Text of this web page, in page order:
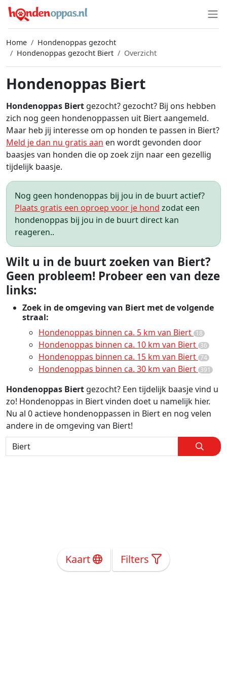
Home
Hondenoppas gezocht
Hondenoppas gezocht Biert
Overzicht
Hondenoppas Biert
Hondenoppas Biert gezocht? gezocht? Bij ons hebben
zich nog geen hondenoppassen uit Biert aangemeld.
Maar heb jij interesse om op honden te passen in Biert?
Meld je dan nu gratis aan en wordt gevonden door
baasjes van honden die op zoek zijn naar een gezellig
tijdelijk baasje.
Nog geen hondenoppas bij jou in de buurt actief?
Plaats gratis een oproep voor je hond zodat een
hondenoppas bij jou in de buurt direct kan
reageren..
Wilt u in de buurt zoeken van Biert?
Geen probleem! Probeer een van deze
links:
Zoek in de omgeving van Biert met de volgende
straal:
Hondenoppas binnen ca. 5 km van Biert 18
Hondenoppas binnen ca. 10 km van Biert 36
Hondenoppas binnen ca. 15 km van Biert 74
Hondenoppas binnen ca. 30 km van Biert 391
Hondenoppas Biert gezocht? Een tijdelijk baasje vind u
zo! Hondenoppas in Biert vinden doet u namelijk hier.
Nu al 0 actieve hondenoppassen in Biert en nog velen
andere in de omgeving van Biert!
Kaart Filters